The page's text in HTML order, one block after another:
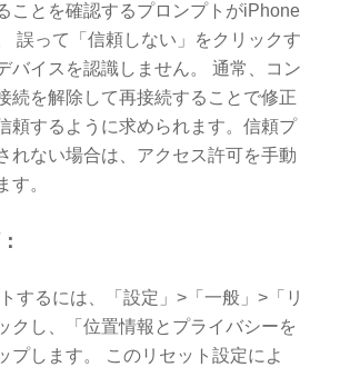
ことを確認するプロンプトがiPhone
誤って「信頼しない」をクリックす
バイスを認識しません。 通常、コン
続を解除して再接続することで修正
頼するように求められます。信頼プ
れない場合は、アクセス許可を手動
す。
するには、「設定」>「一般」>「リ
クし、「位置情報とプライバシーを
プします。 このリセット設定によ